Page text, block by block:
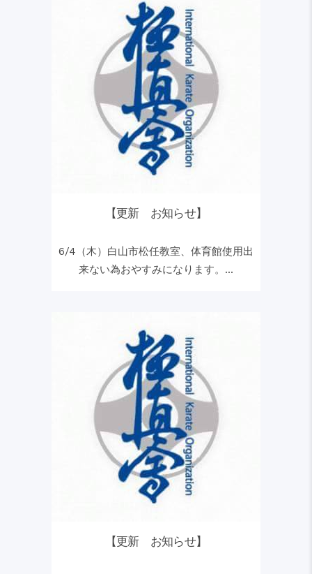
【更新 お知らせ】
6/4（木）白山市松任教室、体育館使用出
来ない為おやすみになります。...
【更新 お知らせ】